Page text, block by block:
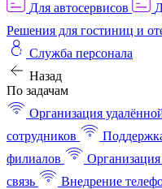
Для автосервисов
Решения для гостиниц и
Служба персонала
Назад
По задачам
Организация
сотрудников
филиалов
связь
Внедрение